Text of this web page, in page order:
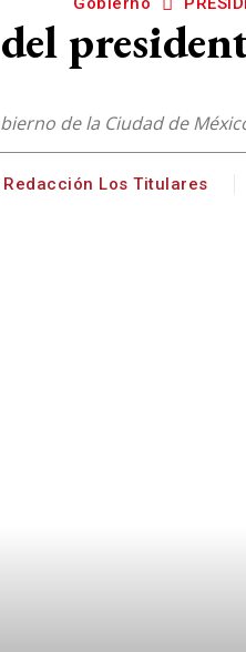
de la Ciudad de
Redacción Los Titulares